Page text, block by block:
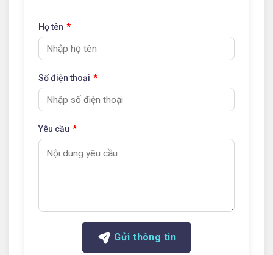
Họ tên
Số điện thoại
Yêu cầu
Gửi thông tin